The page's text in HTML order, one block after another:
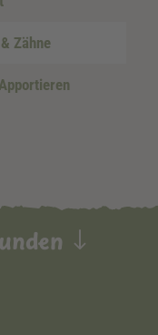
Zähne